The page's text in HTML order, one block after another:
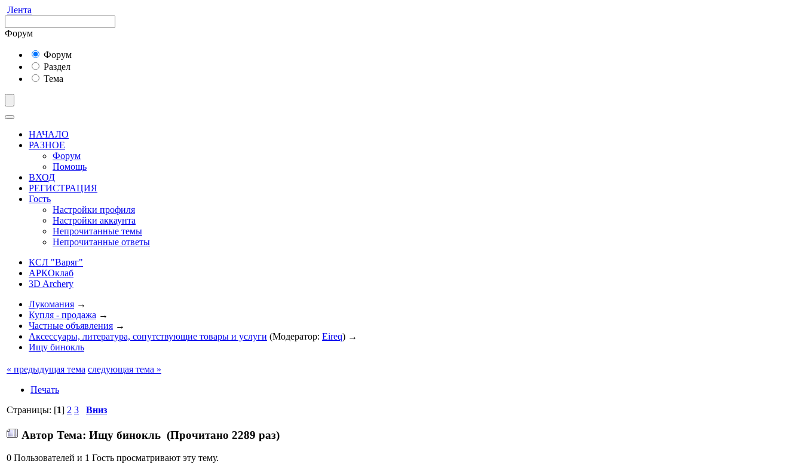
Лента
Форум
Форум
Раздел
Тема
НАЧАЛО
РАЗНОЕ
Форум
Помощь
ВХОД
РЕГИСТРАЦИЯ
Гость
Настройки профиля
Настройки аккаунта
Непрочитанные темы
Непрочитанные ответы
КСЛ "Варяг"
АРКОклаб
3D Archery
Лукомания →
Купля - продажа →
Частные объявления →
Аксессуары, литература, сопутствующие товары и услуги (Модератор: Eireq) →
Ищу бинокль
« предыдущая тема следующая тема »
Печать
Страницы: [1] 2 3 Вниз
Автор Тема: Ищу бинокль (Прочитано 2289 раз)
0 Пользователей и 1 Гость просматривают эту тему.